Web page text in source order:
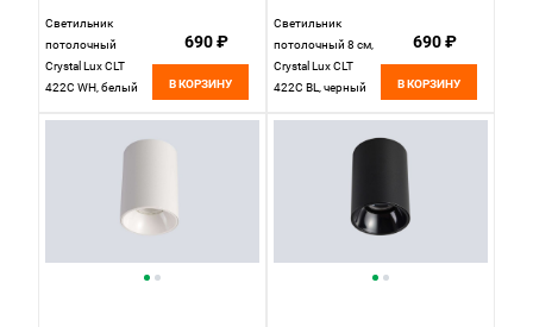
Светильник
потолочный
Crystal Lux CLT
422C WH, белый
690 ₽
В КОРЗИНУ
Светильник
потолочный 8 см,
Crystal Lux CLT
422C BL, черный
690 ₽
В КОРЗИНУ